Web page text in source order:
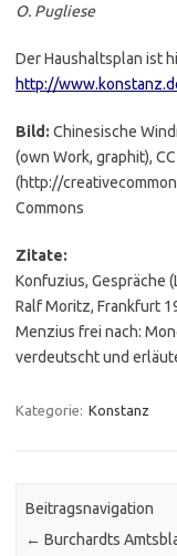
O. Pugliese
Der Haushaltsplan ist
http://
Bild: Chinesische
(own Work, graphit),
(http://
Commons
Zitate:
Konfuzius, Gespräche
Ralf Moritz, Frankfurt
Menzius frei nach:
verdeutscht und
Kategorie: Konstanz
Beitragsnavigation
← Burchardts